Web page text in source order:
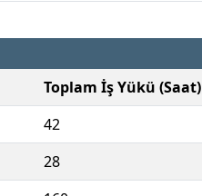
Toplam İş Yükü (Saat)
42
28